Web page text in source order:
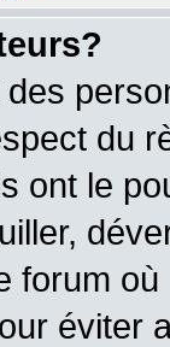
du
ont le
forum
éviter